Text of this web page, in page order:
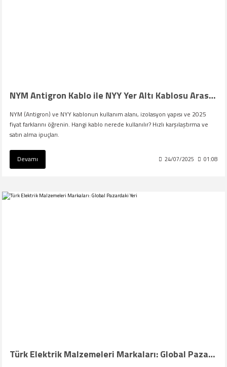
NYM Antigron Kablo ile NYY Yer Altı Kablosu Arasındaki Fark Nedir? (2025 Fiyatlarıyla)
NYM (Antigron) ve NYY kablonun kullanım alanı, izolasyon yapısı ve 2025
fiyat farklarını öğrenin. Hangi kablo nerede kullanılır? Hızlı karşılaştırma ve
satın alma ipuçları.
Devamı 24/07/2025 01:08
Türk Elektrik Malzemeleri Markaları: Global Pazardaki Yeri